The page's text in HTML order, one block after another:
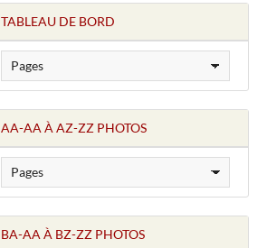
TABLEAU DE BORD
AA-AA À AZ-ZZ PHOTOS
BA-AA À BZ-ZZ PHOTOS